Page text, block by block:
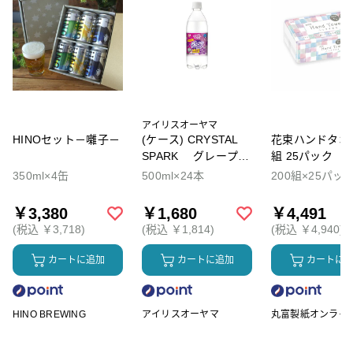
HINOセット－囃子－
350ml×4缶
￥3,380
(税込 ￥3,718)
カートに追加
HINO BREWING
アイリスオーヤマ
(ケース) CRYSTAL
SPARK グレープソ
ーダ
500ml×24本
￥1,680
(税込 ￥1,814)
カートに追加
アイリスオーヤマ
花束ハンドタオ
組 25パック
200組×25パッ
￥4,491
(税込 ￥4,940)
カートに
丸富製紙オンライ